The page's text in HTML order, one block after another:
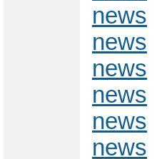
news
news
news
news
news
news